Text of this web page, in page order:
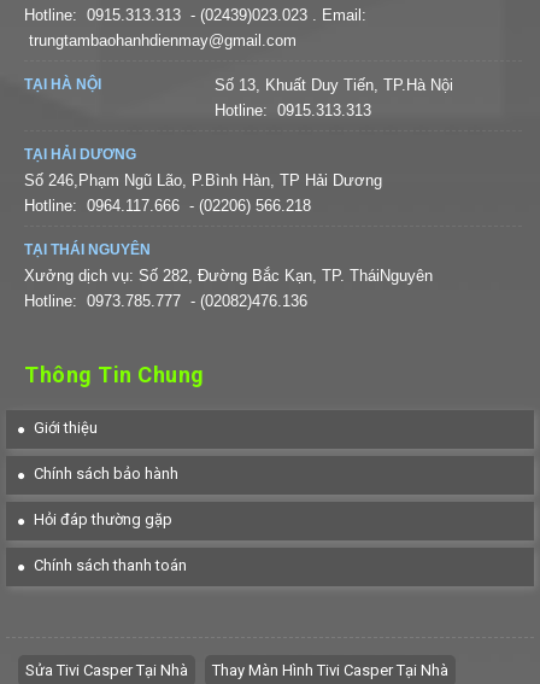
Hotline: 0915.313.313 - (02439)023.023 . Email:
trungtambaohanhdienmay@gmail.com
TẠI HÀ NỘI
Số 13, Khuất Duy Tiến, TP.Hà Nội
Hotline: 0915.313.313
TẠI HẢI DƯƠNG
Số 246,Phạm Ngũ Lão, P.Bình Hàn, TP Hải Dương
Hotline: 0964.117.666 - (02206) 566.218
TẠI THÁI NGUYÊN
Xưởng dịch vụ: Số 282, Đường Bắc Kạn, TP. TháiNguyên
Hotline: 0973.785.777 - (02082)476.136
Thông Tin Chung
Giới thiệu
Chính sách bảo hành
Hỏi đáp thường gặp
Chính sách thanh toán
Sửa Tivi Casper Tại Nhà Thay Màn Hình Tivi Casper Tại Nhà